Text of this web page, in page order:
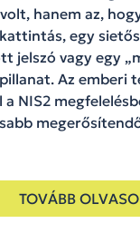
hanem az,
egy
jelszó vagy egy
Az emberi
a NIS2
TOVÁBB